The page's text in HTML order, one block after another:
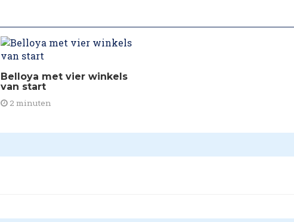
​Belloya met vier winkels
van start
2 minuten